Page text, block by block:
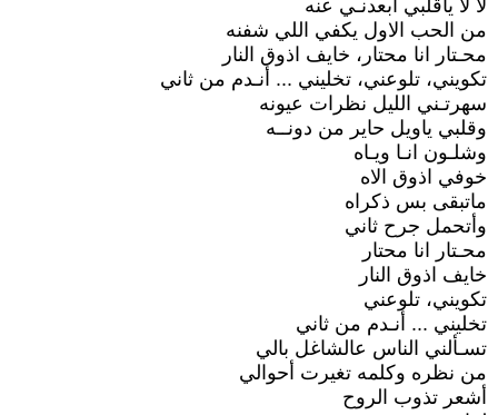
لا لا ياقلبي ابعدنـي عنه
من الحب الاول يكفي اللي شفنه
محـتار انا محتار، خايف اذوق النار
تكويني، تلوعني، تخليني ... أنـدم من ثاني
سهرتـني الليل نظرات عيونه
وقلبي ياويل حاير من دونــه
وشلـون انـا ويـاه
خوفي اذوق الاه
ماتبقى بس ذكراه
وأتحمل جرح ثاني
محـتار انا محتار
خايف اذوق النار
تكويني، تلوعني
تخليني ... أنـدم من ثاني
تسـألني الناس عالشاغل بالي
من نظره وكلمه تغيرت أحوالي
أشعر تذوب الروح